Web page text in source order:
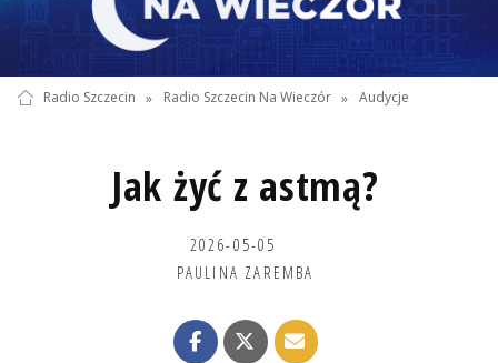
Radio Szczecin » Radio Szczecin Na Wieczór » Audycje
Jak żyć z astmą?
2026-05-05
PAULINA ZAREMBA